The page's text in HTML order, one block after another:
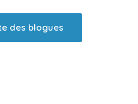
des blogues